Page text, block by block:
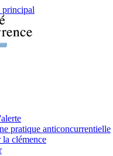
principal
pratique anticoncurrentielle
la clémence